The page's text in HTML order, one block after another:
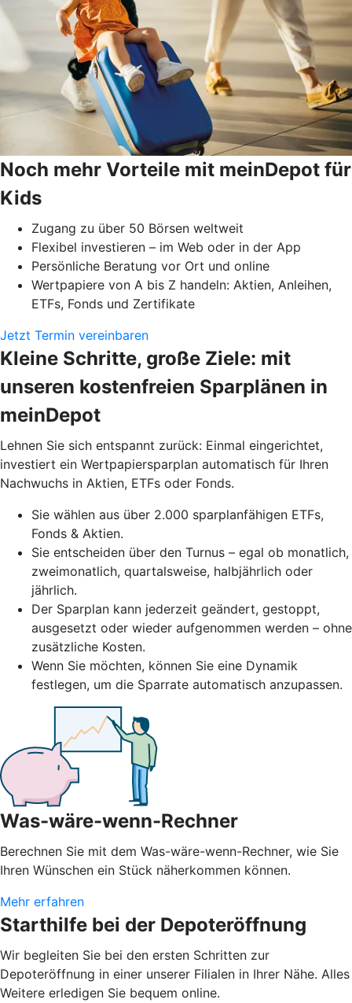
Noch mehr Vorteile mit meinDepot für
Kids
Zugang zu über 50 Börsen weltweit
Flexibel investieren – im Web oder in der App
Persönliche Beratung vor Ort und online
Wertpapiere von A bis Z handeln: Aktien, Anleihen,
ETFs, Fonds und Zertifikate
Jetzt Termin vereinbaren
Kleine Schritte, große Ziele: mit
unseren kostenfreien Sparplänen in
meinDepot
Lehnen Sie sich entspannt zurück: Einmal eingerichtet,
investiert ein Wertpapiersparplan automatisch für Ihren
Nachwuchs in Aktien, ETFs oder Fonds.
Sie wählen aus über 2.000 sparplanfähigen ETFs,
Fonds & Aktien.
Sie entscheiden über den Turnus – egal ob monatlich,
zweimonatlich, quartalsweise, halbjährlich oder
jährlich.
Der Sparplan kann jederzeit geändert, gestoppt,
ausgesetzt oder wieder aufgenommen werden – ohne
zusätzliche Kosten.
Wenn Sie möchten, können Sie eine Dynamik
festlegen, um die Sparrate automatisch anzupassen.
Was-wäre-wenn-Rechner
Berechnen Sie mit dem Was-wäre-wenn-Rechner, wie Sie
Ihren Wünschen ein Stück näherkommen können.
Mehr erfahren
Starthilfe bei der Depoteröffnung
Wir begleiten Sie bei den ersten Schritten zur
Depoteröffnung in einer unserer Filialen in Ihrer Nähe. Alles
Weitere erledigen Sie bequem online.